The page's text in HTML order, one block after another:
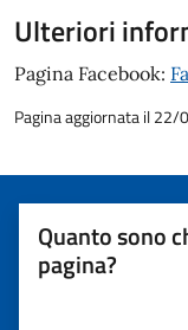
Ulteriori
Pagina Facebook:
Pagina aggiornata il
Quanto sono
pagina?